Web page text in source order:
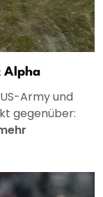
Alpha
Army und
gegenüber: